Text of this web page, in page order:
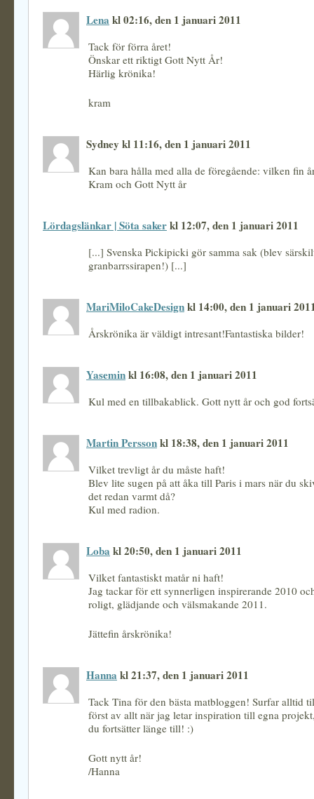
Lena kl 02:16, den 1 januari 2011
Tack för förra året!
Önskar ett riktigt Gott Nytt År!
Härlig krönika!
kram
Sydney kl 11:16, den 1 januari 2011
Kan bara hålla med alla de föregående: vilken fin
Kram och Gott Nytt år
Lördagslänkar | Söta sakerkl 12:07, den 1 januari 2011
[...] Svenska Pickipicki gör samma sak (blev
granbarrssirapen!) [...]
MariMiloCakeDesignkl 14:00, den 1 januari
Årskrönika är väldigt intresant!Fantastiska bilder!
Yaseminkl 16:08, den 1 januari 2011
Kul med en tillbakablick. Gott nytt år och god
Martin Perssonkl 18:38, den 1 januari 2011
Vilket trevligt år du måste haft!
Blev lite sugen på att åka till Paris i mars när du
det redan varmt då?
Kul med radion.
Loba kl 20:50, den 1 januari 2011
Vilket fantastiskt matår ni haft!
Jag tackar för ett synnerligen inspirerande 2010
roligt, glädjande och välsmakande 2011.
Jättefin årskrönika!
Hanna kl 21:37, den 1 januari 2011
Tack Tina för den bästa matbloggen! Surfar alltid
först av allt när jag letar inspiration till egna
du fortsätter länge till! :)
Gott nytt år!
/Hanna